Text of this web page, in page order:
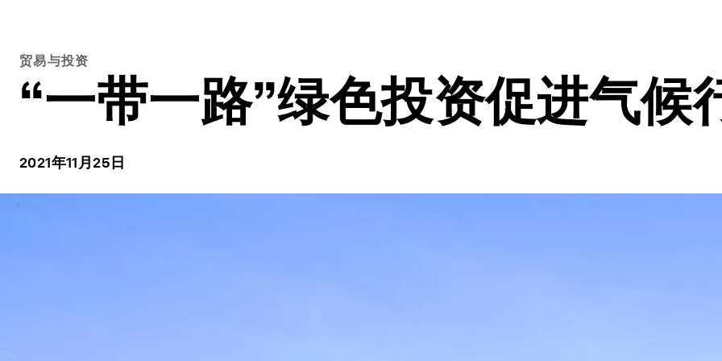
贸易与投资
“一带一路”绿色投资促进气候
2021年11月25日